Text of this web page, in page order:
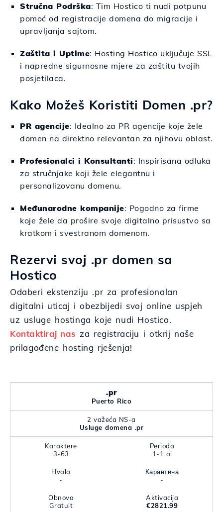
Stručna Podrška: Tim Hostico ti nudi potpunu
pomoć od registracije domena do migracije i
upravljanja sajtom.
Zaštita i Uptime: Hosting Hostico uključuje SSL
i napredne sigurnosne mjere za zaštitu tvojih
posjetilaca.
Kako Možeš Koristiti Domen .pr?
PR agencije: Idealno za PR agencije koje žele
domen na direktno relevantan za njihovu oblast.
Profesionalci i Konsultanti: Inspirisana odluka
za stručnjake koji žele elegantnu i
personalizovanu domenu.
Međunarodne kompanije: Pogodno za firme
koje žele da prošire svoje digitalno prisustvo sa
kratkom i svestranom domenom.
Rezervi svoj .pr domen sa
Hostico
Odaberi ekstenziju .pr za profesionalan
digitalni uticaj i obezbijedi svoj online uspjeh
uz usluge hostinga koje nudi Hostico.
Kontaktiraj nas za registraciju i otkrij naše
prilagođene hosting rješenja!
.pr
Puerto Rico
2 važeća NS-a
Usluge domena .pr
Karaktere
3-63
Perioda
1-1 ai
Hvala
-
Карантина
-
Obnova
Gratuit
Aktivacija
€2821.99